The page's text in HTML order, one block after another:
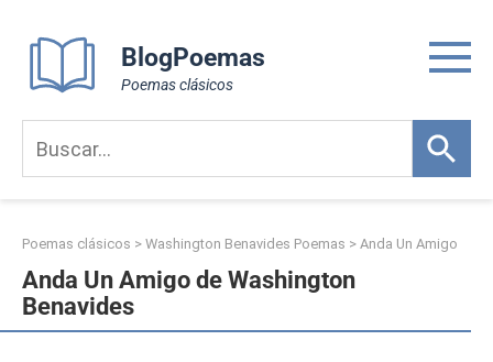
content
BlogPoemas
Poemas clásicos
Poemas clásicos > Washington Benavides Poemas > Anda Un Amigo
Anda Un Amigo de Washington
Benavides